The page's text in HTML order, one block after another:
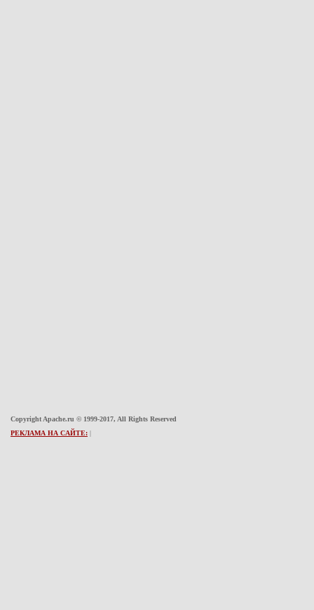
Copyright Apache.ru © 1999-2017, All Rights Reserved
РЕКЛАМА НА САЙТЕ: |